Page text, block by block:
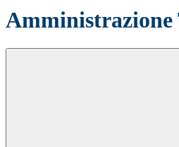
Amministrazione